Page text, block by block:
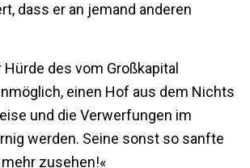
dass er an jemand anderen
des vom Großkapital
einen Hof aus dem Nichts
und die Verwerfungen im
werden. Seine sonst so sanfte
zusehen!«